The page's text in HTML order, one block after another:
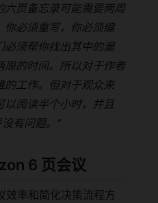
六页备忘录可能需要两周
你必须重写，你必须编
必须帮你找出其中的漏
周的时间。所以对于作者
的工作。但对于观众来
以阅读半个小时，并且
有问题。”
6 页会议
率和简化决策流程方